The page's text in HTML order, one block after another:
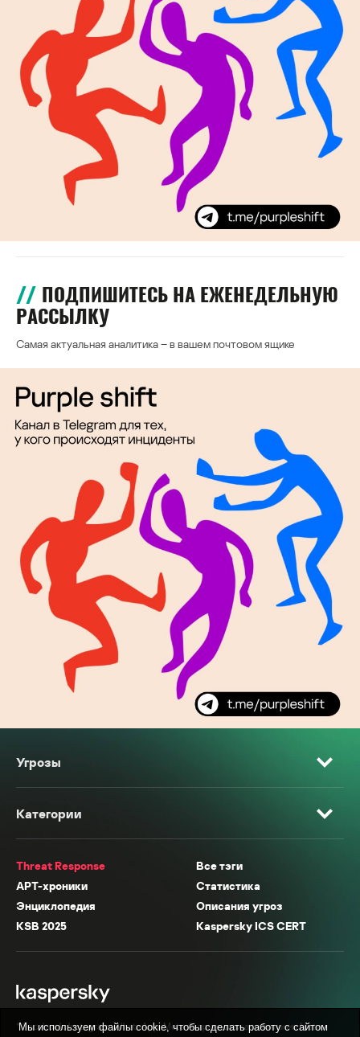
ПОДПИШИТЕСЬ НА ЕЖЕНЕДЕЛЬНУЮ
РАССЫЛКУ
Самая актуальная аналитика – в вашем почтовом ящике
Угрозы
Категории
Threat Response
Все тэги
APT-хроники
Статистика
Энциклопедия
Описания угроз
KSB 2025
Kaspersky ICS CERT
* Facebook, Instagram, WhatsApp, Meta AI принадлежат компании Meta,
Мы используем файлы cookie, чтобы сделать работу с сайтом